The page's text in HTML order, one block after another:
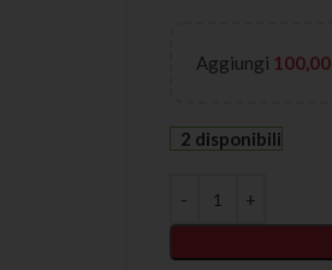
Aggiungi 100,00
2 disponibili